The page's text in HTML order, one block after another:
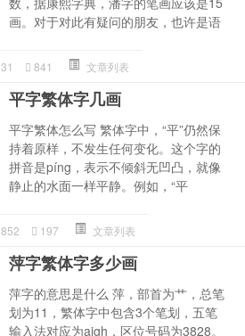
画。对于对此有疑问的朋友，也许是语
31 841 文章列表
平字繁体字几画
平字繁体怎么写 繁体字中，“平”仍然保
持着原样，不发生任何变化。这个字的
拼音是píng，表示不倾斜无凹凸，就像
静止的水面一样平静。例如，“平
852 197 文章列表
萍字繁体字多少画
萍字的意思是什么 萍，部首为艹，总笔
划为11，繁体字中包含3个笔划，五笔
输入法对应为aigh，区位号码为3828。